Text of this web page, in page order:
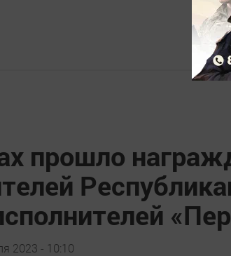
прошло
2023 - 10:10